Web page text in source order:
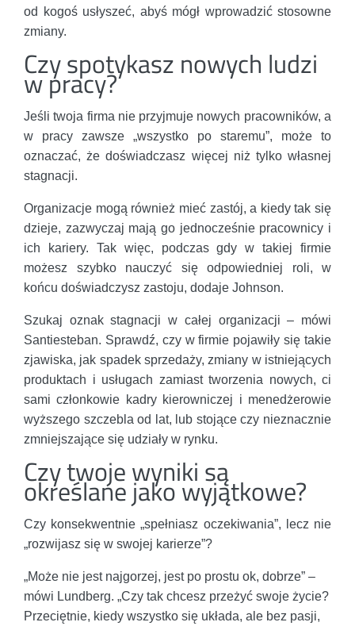
od kogoś usłyszeć, abyś mógł wprowadzić stosowne
zmiany.
Czy spotykasz nowych ludzi
w pracy?
Jeśli twoja firma nie przyjmuje nowych pracowników, a
w pracy zawsze „wszystko po staremu”, może to
oznaczać, że doświadczasz więcej niż tylko własnej
stagnacji.
Organizacje mogą również mieć zastój, a kiedy tak się
dzieje, zazwyczaj mają go jednocześnie pracownicy i
ich kariery. Tak więc, podczas gdy w takiej firmie
możesz szybko nauczyć się odpowiedniej roli, w
końcu doświadczysz zastoju, dodaje Johnson.
Szukaj oznak stagnacji w całej organizacji – mówi
Santiesteban. Sprawdź, czy w firmie pojawiły się takie
zjawiska, jak spadek sprzedaży, zmiany w istniejących
produktach i usługach zamiast tworzenia nowych, ci
sami członkowie kadry kierowniczej i menedżerowie
wyższego szczebla od lat, lub stojące czy nieznacznie
zmniejszające się udziały w rynku.
Czy twoje wyniki są
określane jako wyjątkowe?
Czy konsekwentnie „spełniasz oczekiwania”, lecz nie
„rozwijasz się w swojej karierze”?
„Może nie jest najgorzej, jest po prostu ok, dobrze” –
mówi Lundberg. „Czy tak chcesz przeżyć swoje życie?
Przeciętnie, kiedy wszystko się układa, ale bez pasji,